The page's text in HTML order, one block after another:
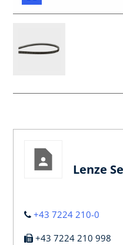
Lenze
+43 7224 210-0
+43 7224 210 998